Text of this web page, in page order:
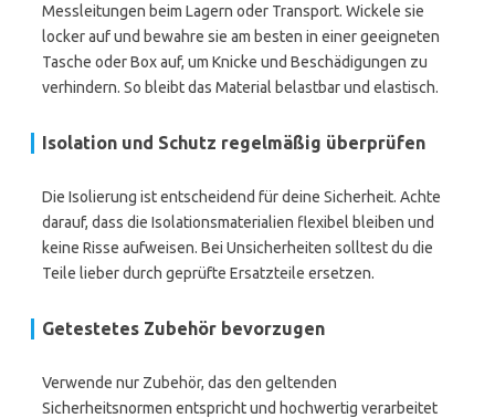
Messleitungen beim Lagern oder Transport. Wickele sie
locker auf und bewahre sie am besten in einer geeigneten
Tasche oder Box auf, um Knicke und Beschädigungen zu
verhindern. So bleibt das Material belastbar und elastisch.
Isolation und Schutz regelmäßig überprüfen
Die Isolierung ist entscheidend für deine Sicherheit. Achte
darauf, dass die Isolationsmaterialien flexibel bleiben und
keine Risse aufweisen. Bei Unsicherheiten solltest du die
Teile lieber durch geprüfte Ersatzteile ersetzen.
Getestetes Zubehör bevorzugen
Verwende nur Zubehör, das den geltenden
Sicherheitsnormen entspricht und hochwertig verarbeitet